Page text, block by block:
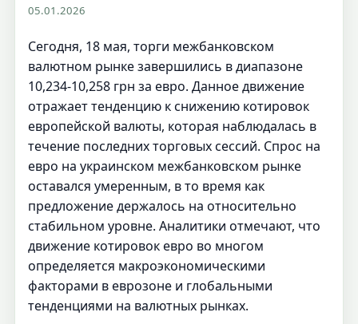
05.01.2026
Сегодня, 18 мая, торги межбанковском
валютном рынке завершились в диапазоне
10,234-10,258 грн за евро. Данное движение
отражает тенденцию к снижению котировок
европейской валюты, которая наблюдалась в
течение последних торговых сессий. Спрос на
евро на украинском межбанковском рынке
оставался умеренным, в то время как
предложение держалось на относительно
стабильном уровне. Аналитики отмечают, что
движение котировок евро во многом
определяется макроэкономическими
факторами в еврозоне и глобальными
тенденциями на валютных рынках.